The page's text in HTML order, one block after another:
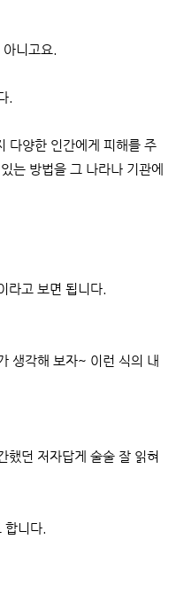
니고요.
.
다양한 인간에게 피해를 주
는 방법을 그 나라나 기관에
라고 보면 됩니다.
생각해 보자~ 이런 식의 내
했던 저자답게 술술 잘 읽혀
합니다.